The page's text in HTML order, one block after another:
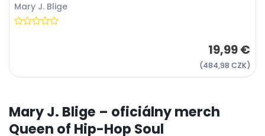
Mary J. Blige
19,99 €
(484,98 CZK)
Mary J. Blige – oficiálny merch
Queen of Hip-Hop Soul